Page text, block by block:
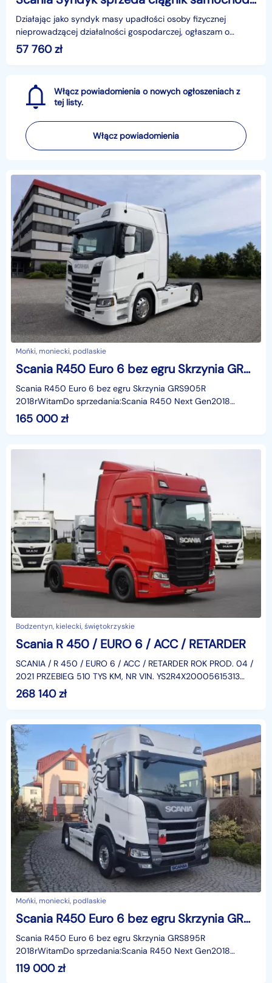
Działając jako syndyk masy upadłości osoby fizycznej
nieprowadzącej działalności gospodarczej, ogłaszam o
sprzedaży w trybie z wolnej ręki pojazdu typu ciągnik
57 760zł
Włącz powiadomienia o nowych ogłoszeniach z
tej listy.
Włącz powiadomienia
Mońki, moniecki, podlaskie
Scania R450 Euro 6 bez egru Skrzynia GRS905R 2018r
Scania R450 Euro 6 bez egru Skrzynia GRS905R
2018rWitamDo sprzedania:Scania R450 Next Gen2018
rokPrzebieg 616.000 kmSilnik 450 KM Euro 6 bez
egruSkrzynia GRS905
165 000zł
Bodzentyn, kielecki, świętokrzyskie
Scania R 450 / EURO 6 / ACC / RETARDER
SCANIA / R 450 / EURO 6 / ACC / RETARDER ROK PROD. 04 /
2021 PRZEBIEG 510 TYS KM, NR VIN. YS2R4X20005615313
KLIMA, WEBASTO, ABS, LODÓWKA, RETARDER, NAWIGACJA
FU
268 140zł
Mońki, moniecki, podlaskie
Scania R450 Euro 6 bez egru Skrzynia GRS895R 2018r
Scania R450 Euro 6 bez egru Skrzynia GRS895R
2018rWitamDo sprzedania:Scania R450 Next Gen2018
rokPrzebieg 950.000 kmSilnik 450 KM Euro 6 bez
egruSkrzynia GRS895
119 000zł